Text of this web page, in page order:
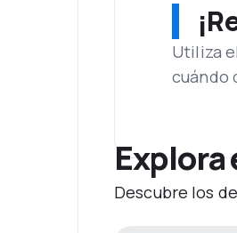
Utiliza
cuándo
Explora
Descubre los